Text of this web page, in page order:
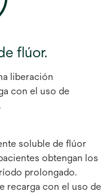
flúor.
liberación
con el uso de
soluble de flúor
obtengan los
prolongado.
recarga con el uso de